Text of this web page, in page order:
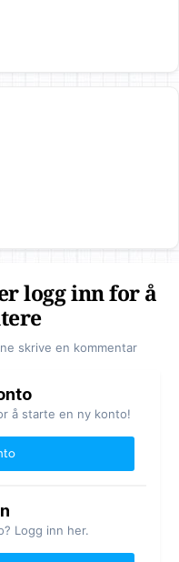
logg inn for å
skrive en kommentar
å starte en ny konto!
Logg inn her.